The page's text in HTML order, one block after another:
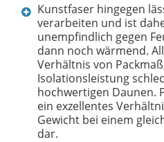
Kunstfaser hingegen
verarbeiten und ist
unempfindlich gegen
dann noch wärmend.
Verhältnis von
Isolationsleistung
hochwertigen Daunen.
ein exzellentes
Gewicht bei einem
dar.